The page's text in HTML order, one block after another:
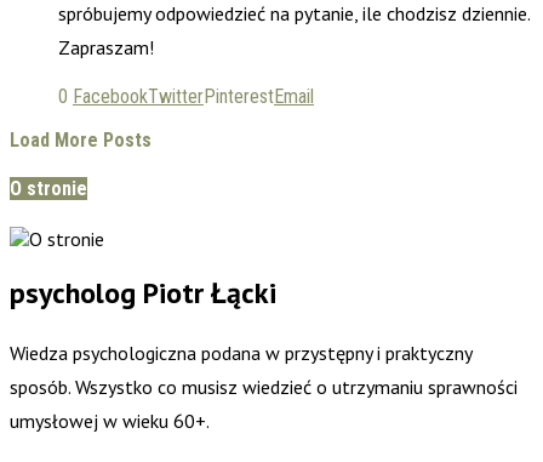
spróbujemy odpowiedzieć na pytanie, ile chodzisz dziennie.
Zapraszam!
0 FacebookTwitterPinterestEmail
Load More Posts
O stronie
psycholog Piotr Łącki
Wiedza psychologiczna podana w przystępny i praktyczny
sposób. Wszystko co musisz wiedzieć o utrzymaniu sprawności
umysłowej w wieku 60+.